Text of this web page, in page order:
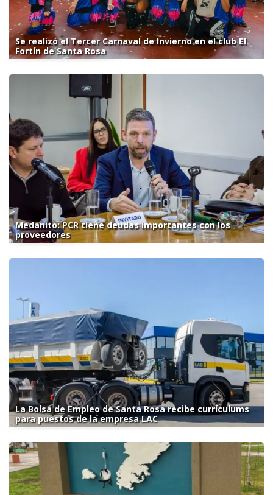
Se realizó el Tercer Carnaval de Invierno en el club El
Fortín de Santa Rosa
Medanito: PCR tiene deudas importantes con los
proveedores
La Bolsa de Empleo de Santa Rosa recibe currículums
para puestos de la empresa LAC